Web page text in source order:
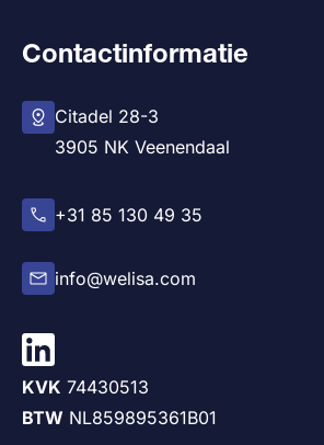
Contactinformatie
Citadel 28-3
3905 NK Veenendaal
+31 85 130 49 35
info@welisa.com
KVK 74430513
BTW NL859895361B01